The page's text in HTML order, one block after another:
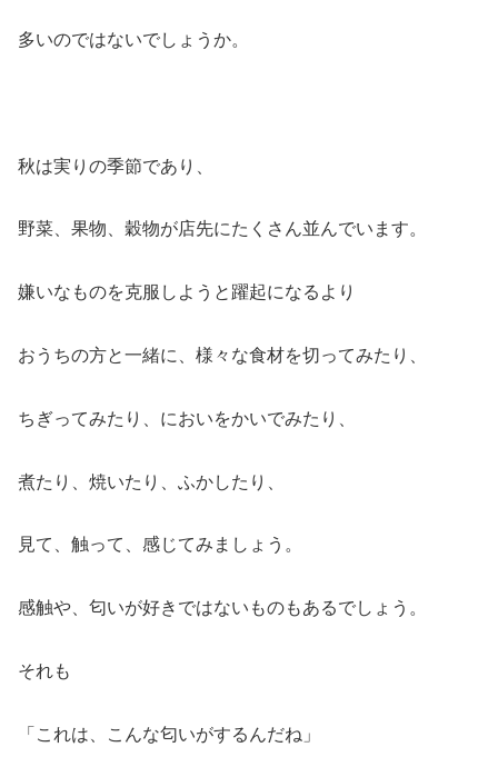
多いのではないでしょうか。
秋は実りの季節であり、
野菜、果物、穀物が店先にたくさん並んでいます。
嫌いなものを克服しようと躍起になるより
おうちの方と一緒に、様々な食材を切ってみたり、
ちぎってみたり、においをかいでみたり、
煮たり、焼いたり、ふかしたり、
見て、触って、感じてみましょう。
感触や、匂いが好きではないものもあるでしょう。
それも
「これは、こんな匂いがするんだね」